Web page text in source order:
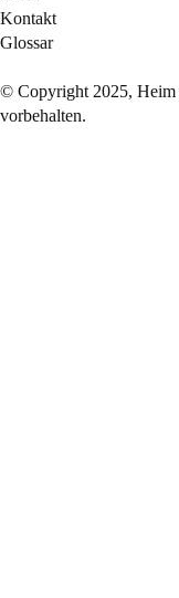
Kontakt
Glossar
© Copyright 2025,
vorbehalten.